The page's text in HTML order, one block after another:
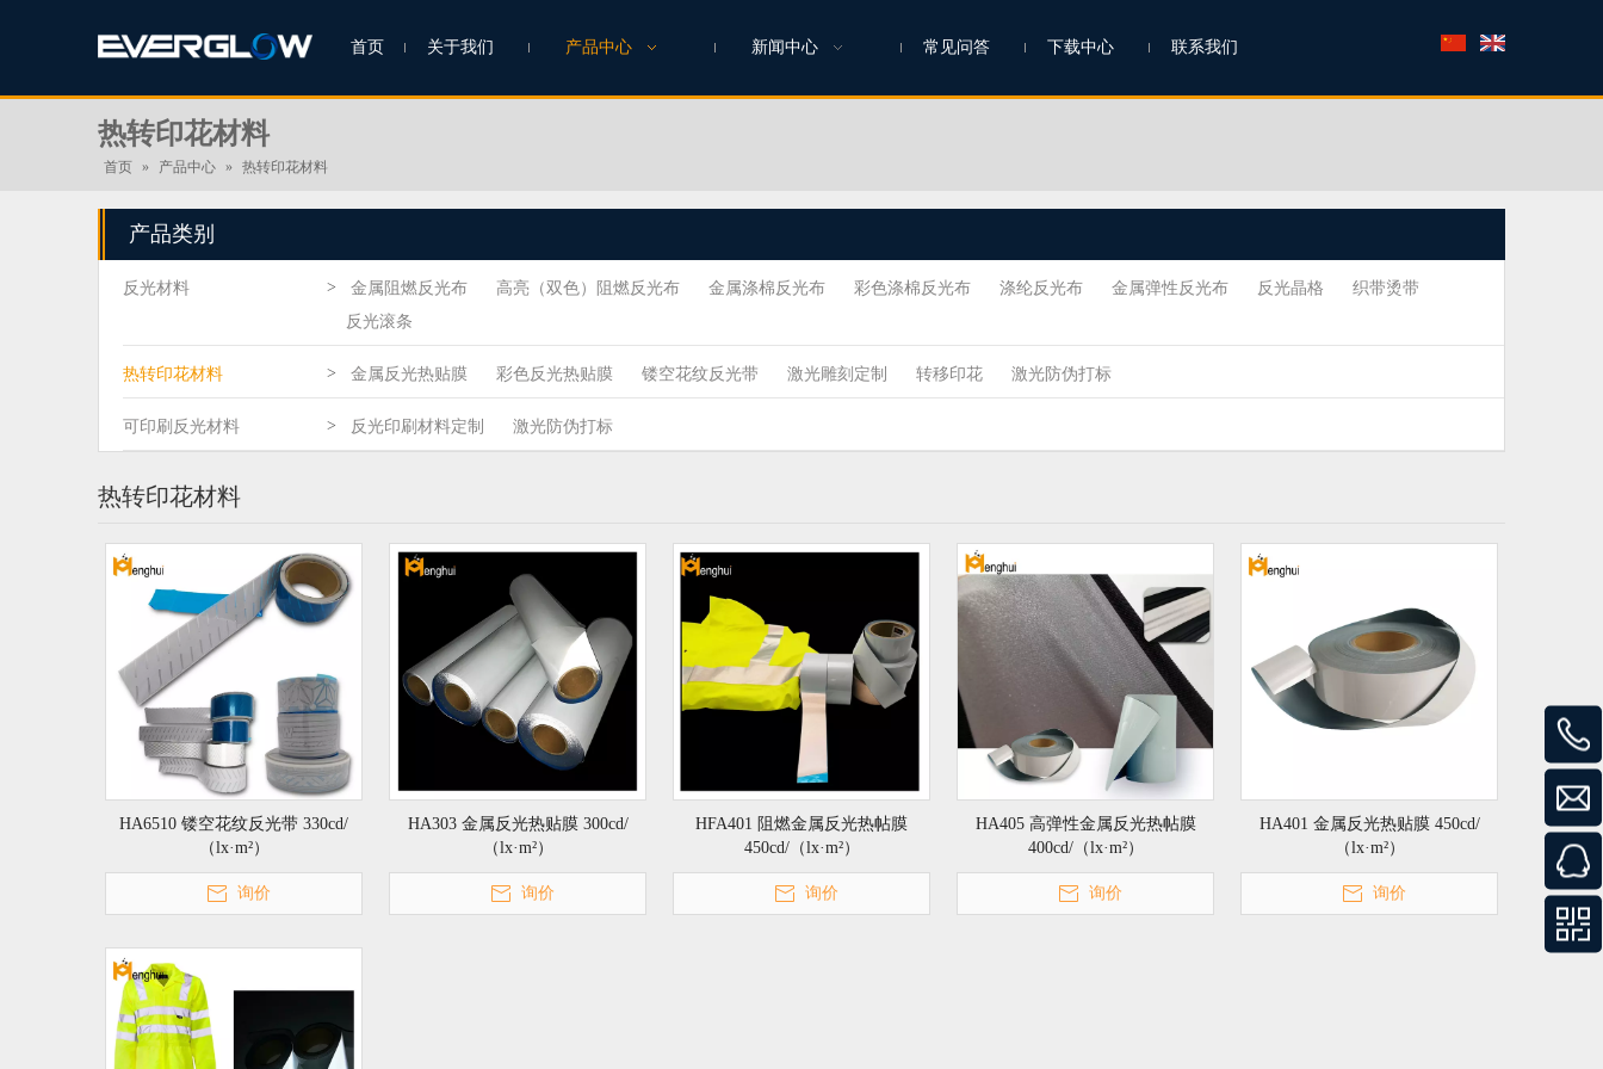
首页 关于我们 产品中心 新闻中心 常见问答 下载中心 联系我们
热转印花材料
首页 » 产品中心 » 热转印花材料
产品类别
反光材料 > 金属阻燃反光布 高亮（双色）阻燃反光布 金属涤棉反光布 彩色涤棉反光布 涤纶反光布 金属弹性反光布 反光晶格
织带烫带
反光滚条
热转印花材料 > 金属反光热贴膜 彩色反光热贴膜 镂空花纹反光带 激光雕刻定制 转移印花 激光防伪打标
可印刷反光材料 > 反光印刷材料定制 激光防伪打标
热转印花材料
HA6510 镂空花纹反光带 330cd/
（lx·m²）
询价
HA303 金属反光热贴膜 300cd/
（lx·m²）
询价
HFA401 阻燃金属反光热帖膜
450cd/（lx·m²）
询价
HA405 高弹性金属反光热帖膜
400cd/（lx·m²）
询价
HA401 金属反光热贴膜 450cd/
（lx·m²）
询价